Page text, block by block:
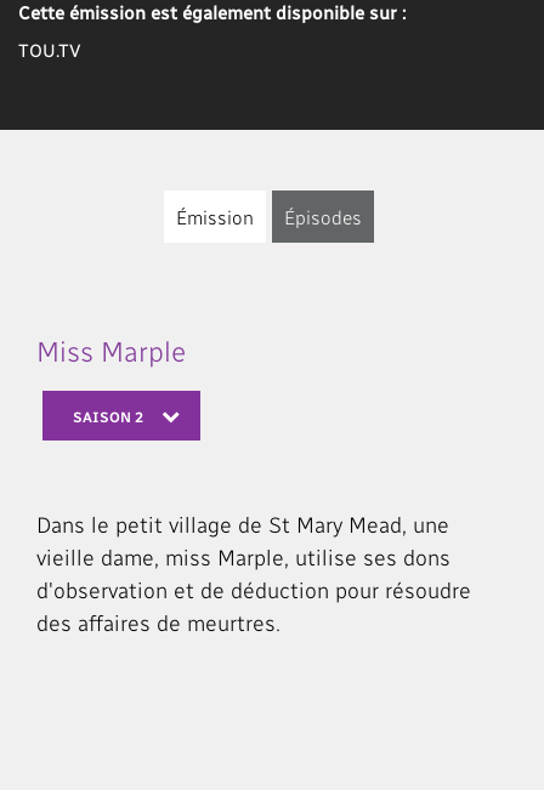
Cette émission est également disponible sur :
TOU.TV
Émission Épisodes
Miss Marple
SAISON 2
Dans le petit village de St Mary Mead, une
vieille dame, miss Marple, utilise ses dons
d'observation et de déduction pour résoudre
des affaires de meurtres.